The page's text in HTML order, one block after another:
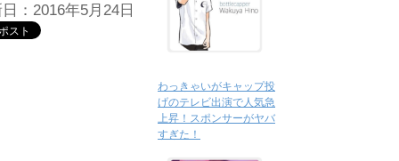
：2016年5月24日
わっきゃいがキャップ投
げのテレビ出演で人気急
上昇！スポンサーがヤバ
すぎた！